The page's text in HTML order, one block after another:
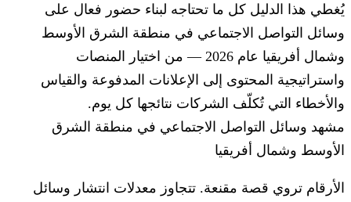
يُغطي هذا الدليل كل ما تحتاجه لبناء حضور فعال على
وسائل التواصل الاجتماعي في منطقة الشرق الأوسط
وشمال أفريقيا عام 2026 — من اختيار المنصات
واستراتيجية المحتوى إلى الإعلانات المدفوعة والقياس
والأخطاء التي تُكلّف الشركات نتائجها كل يوم.
مشهد وسائل التواصل الاجتماعي في منطقة الشرق
الأوسط وشمال أفريقيا
الأرقام تروي قصة مقنعة. تتجاوز معدلات انتشار وسائل